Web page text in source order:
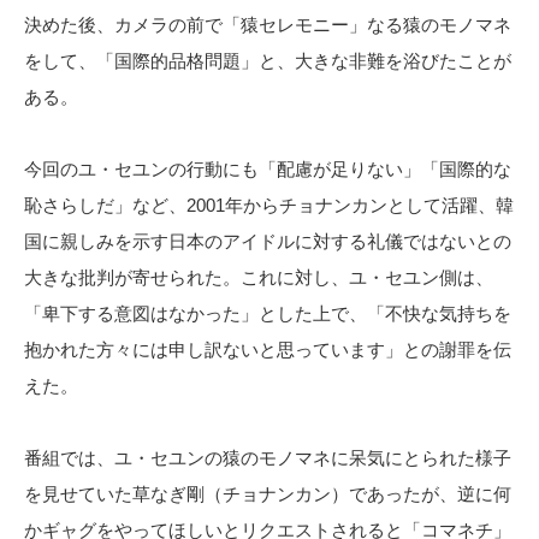
決めた後、カメラの前で「猿セレモニー」なる猿のモノマネ
をして、「国際的品格問題」と、大きな非難を浴びたことが
ある。
今回のユ・セユンの行動にも「配慮が足りない」「国際的な
恥さらしだ」など、2001年からチョナンカンとして活躍、韓
国に親しみを示す日本のアイドルに対する礼儀ではないとの
大きな批判が寄せられた。これに対し、ユ・セユン側は、
「卑下する意図はなかった」とした上で、「不快な気持ちを
抱かれた方々には申し訳ないと思っています」との謝罪を伝
えた。
番組では、ユ・セユンの猿のモノマネに呆気にとられた様子
を見せていた草なぎ剛（チョナンカン）であったが、逆に何
かギャグをやってほしいとリクエストされると「コマネチ」